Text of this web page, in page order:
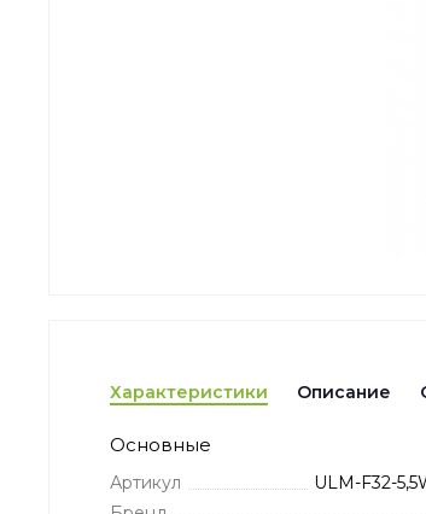
Характеристики Описание
Основные
Артикул
ULM-F32-